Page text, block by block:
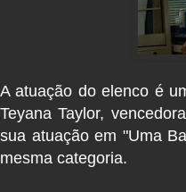
A atuação do elenco é
Teyana Taylor,
sua atuação em "Uma
mesma categoria.